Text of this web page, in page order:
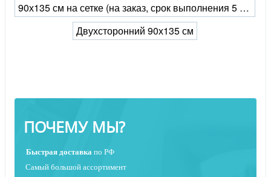
90х135 см на сетке (на заказ, срок выполнения 5 рабочих дней)
Двухсторонний 90х135 см
ПОЧЕМУ МЫ?
Быстрая доставка по РФ
Самый большой ассортимент